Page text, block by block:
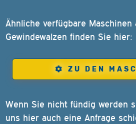
Ähnliche verfügbare
Gewindewalzen finden Sie hier:
ZU DEN
Wenn Sie nicht fündig werden
uns hier auch eine Anfrage